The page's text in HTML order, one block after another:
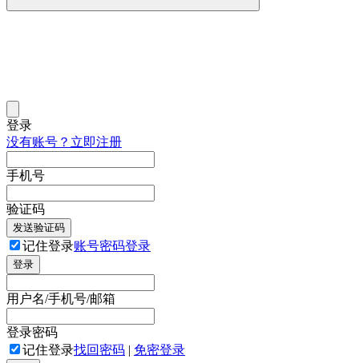
登录
没有账号？立即注册
手机号
验证码
发送验证码
记住登录账号密码登录
登录
用户名/手机号/邮箱
登录密码
记住登录找回密码 | 免密登录